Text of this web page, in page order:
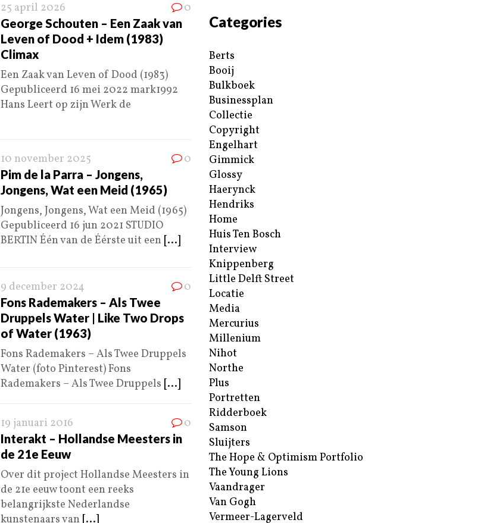
25 april 2026 0
George Schouten – Een Zaak van
Leven of Dood + Idem (1983)
Climax
Een Zaak van Leven of Dood (1983)
Gepubliceerd 16 mei 2022 mark1992
Hans Leert op zijn Werk de
10 november 2025 0
Pim de la Parra – Jongens,
Jongens, Wat een Meid (1965)
Jongens, Jongens, Wat een Meid (1965)
Gepubliceerd 16 jun 2021 STUDIO
BERTIN Één van de Éérste uit een [...]
9 december 2024 0
Fons Rademakers – Als Twee
Druppels Water | Like Two Drops
of Water (1963)
Fons Rademakers – Als Twee Druppels
Water (foto Pinterest) Fons
Rademakers – Als Twee Druppels [...]
19 januari 2016 0
Interakt – Hollandse Meesters in
de 21e Eeuw
Over dit project Hollandse Meesters in
de 21e eeuw toont een reeks
belangrijkste Nederlandse
kunstenaars van [...]
Categories
Berts
Booij
Bulkboek
Businessplan
Collectie
Copyright
Engelhart
Gimmick
Glossy
Haerynck
Hendriks
Home
Huis Ten Bosch
Interview
Knippenberg
Little Delft Street
Locatie
Media
Mercurius
Millenium
Nihot
Northe
Plus
Portretten
Ridderboek
Samson
Sluijters
The Hope & Optimism Portfolio
The Young Lions
Vaandrager
Van Gogh
Vermeer-Lagerveld